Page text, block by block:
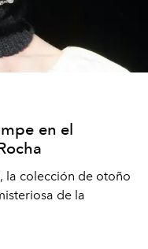
en el
la colección de otoño
de la